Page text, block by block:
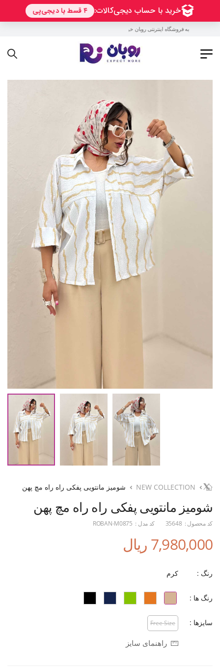
به فروشگاه اینترنتی روبان خوش آمدید !
NEW COLLECTION شومیز مانتویی پفکی راه راه مچ پهن
شومیز مانتویی پفکی راه راه مچ پهن
کد محصول : 35648 کد مدل : ROBAN-M0875
7,980,000 ریال
رنگ : کرم
رنگ ها :
سایزها : Free Size
راهنمای سایز